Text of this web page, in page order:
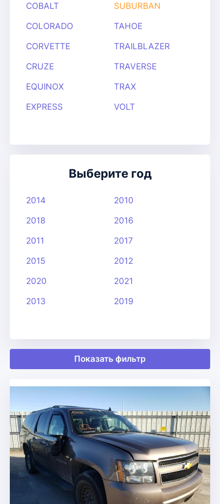
COBALT
COLORADO
CORVETTE
CRUZE
EQUINOX
EXPRESS
SUBURBAN
TAHOE
TRAILBLAZER
TRAVERSE
TRAX
VOLT
Выберите год
2014
2018
2011
2015
2020
2013
2010
2016
2017
2012
2021
2019
Показать фильтр